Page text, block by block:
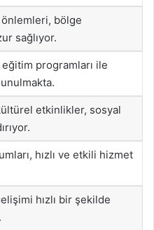
bölge
sağlıyor.
programları ile
etkinlikler, sosyal
hızlı ve etkili hizmet
hızlı bir şekilde